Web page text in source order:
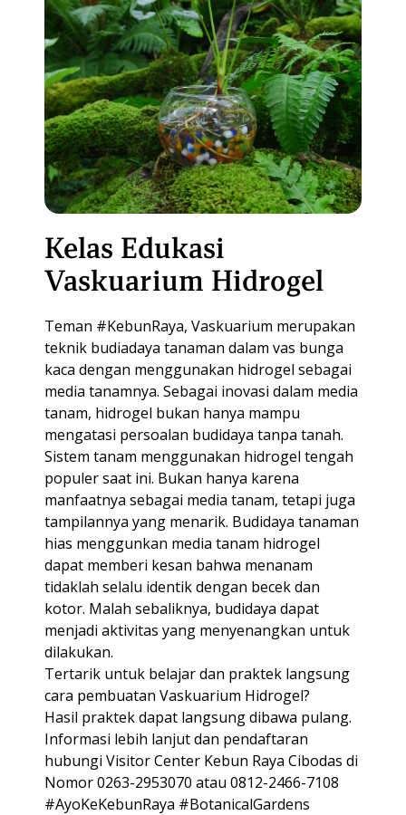
Kelas Edukasi
Vaskuarium Hidrogel
Teman #KebunRaya, Vaskuarium merupakan
teknik budiadaya tanaman dalam vas bunga
kaca dengan menggunakan hidrogel sebagai
media tanamnya. Sebagai inovasi dalam media
tanam, hidrogel bukan hanya mampu
mengatasi persoalan budidaya tanpa tanah.
Sistem tanam menggunakan hidrogel tengah
populer saat ini. Bukan hanya karena
manfaatnya sebagai media tanam, tetapi juga
tampilannya yang menarik. Budidaya tanaman
hias menggunkan media tanam hidrogel
dapat memberi kesan bahwa menanam
tidaklah selalu identik dengan becek dan
kotor. Malah sebaliknya, budidaya dapat
menjadi aktivitas yang menyenangkan untuk
dilakukan.
Tertarik untuk belajar dan praktek langsung
cara pembuatan Vaskuarium Hidrogel?
Hasil praktek dapat langsung dibawa pulang.
Informasi lebih lanjut dan pendaftaran
hubungi Visitor Center Kebun Raya Cibodas di
Nomor 0263-2953070 atau 0812-2466-7108
#AyoKeKebunRaya #BotanicalGardens